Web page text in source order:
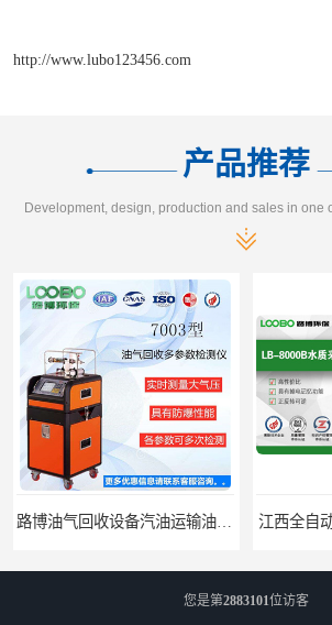
http://www.lubo123456.com
产品推荐
江西全自
您是第2883101位访客